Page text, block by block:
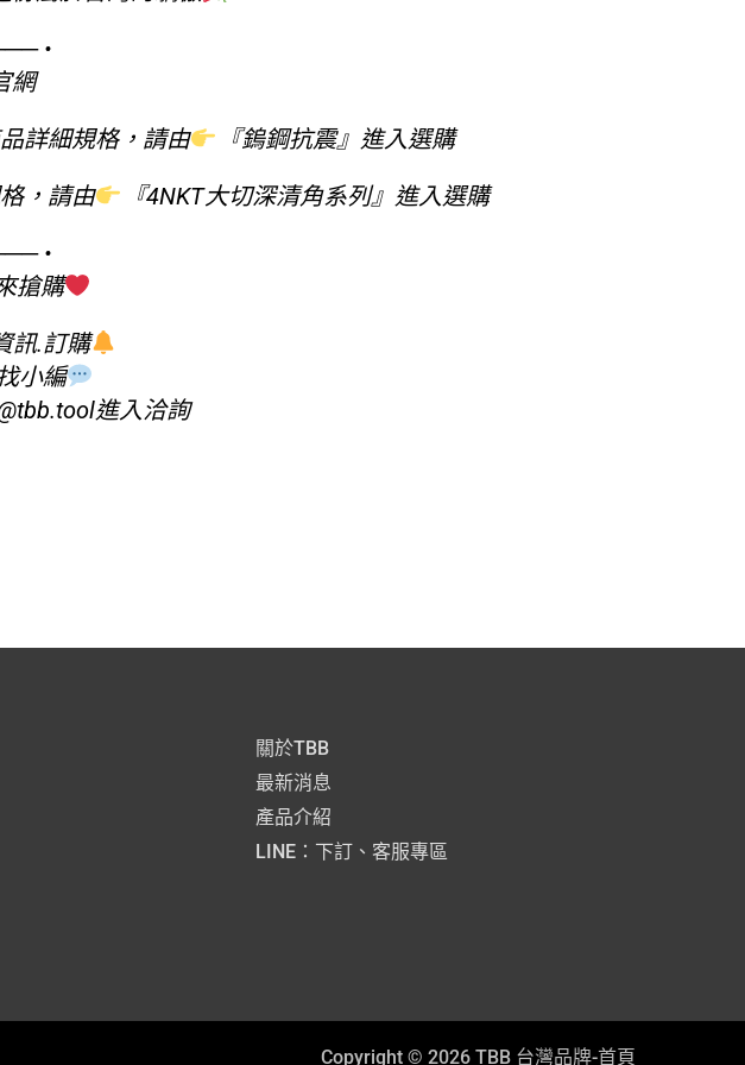
•
網
詳細規格，請由
『鎢鋼抗震』 進入選購
，請由
『4NKT大切深清角系列』 進入選購
•
搶購
訊.訂購
小編
進入洽詢
關於TBB
最新消息
產品介紹
LINE：下訂、客服專區
Copyright © 2026 TBB 台灣品牌-首頁